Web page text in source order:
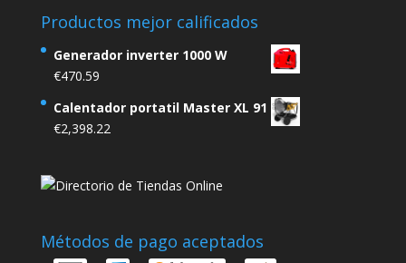
Productos mejor calificados
Generador inverter 1000 W
€470.59
Calentador portatil Master XL 91
€2,398.22
Métodos de pago aceptados